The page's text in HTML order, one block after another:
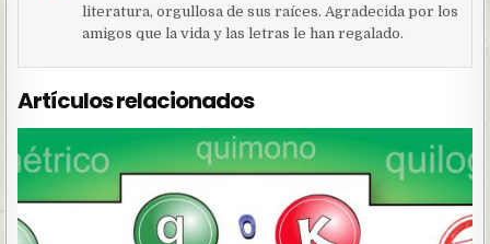
literatura, orgullosa de sus raíces. Agradecida por los
amigos que la vida y las letras le han regalado.
Artículos relacionados